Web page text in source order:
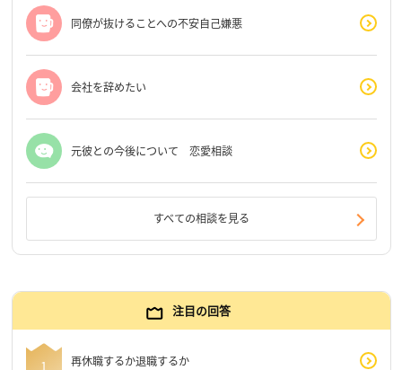
同僚が抜けることへの不安自己嫌悪
会社を辞めたい
元彼との今後について 恋愛相談
すべての相談を見る
注目の回答
再休職するか退職するか